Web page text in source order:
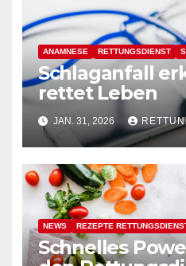
ANAMNESE RETTUNGSDIENST
Schlaganfall
rettet Leben
JAN. 31, 2026
NEWS REZEPTE
Schnelles